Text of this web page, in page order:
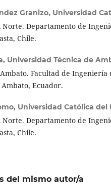
Granizo, Universidad
Departamento de
Chile.
Universidad Técnica de
Facultad de Ingeniería
Ecuador.
Universidad Católica del
Departamento de
Chile.
del mismo autor/a